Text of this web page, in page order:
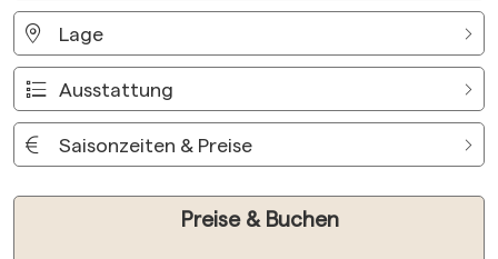
Lage
Ausstattung
Saisonzeiten & Preise
Preise & Buchen